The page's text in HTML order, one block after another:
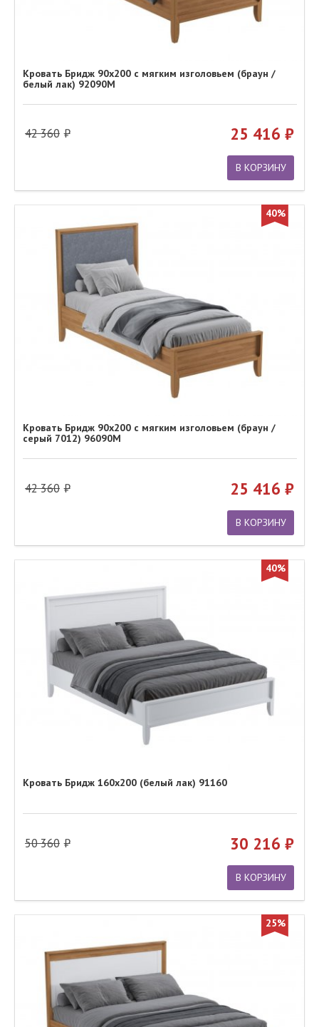
Кровать Бридж 90х200 с мягким изголовьем (браун /
белый лак) 92090М
42 360 25 416
В КОРЗИНУ
40%
Кровать Бридж 90х200 с мягким изголовьем (браун /
серый 7012) 96090М
42 360 25 416
В КОРЗИНУ
40%
Кровать Бридж 160х200 (белый лак) 91160
50 360 30 216
В КОРЗИНУ
25%